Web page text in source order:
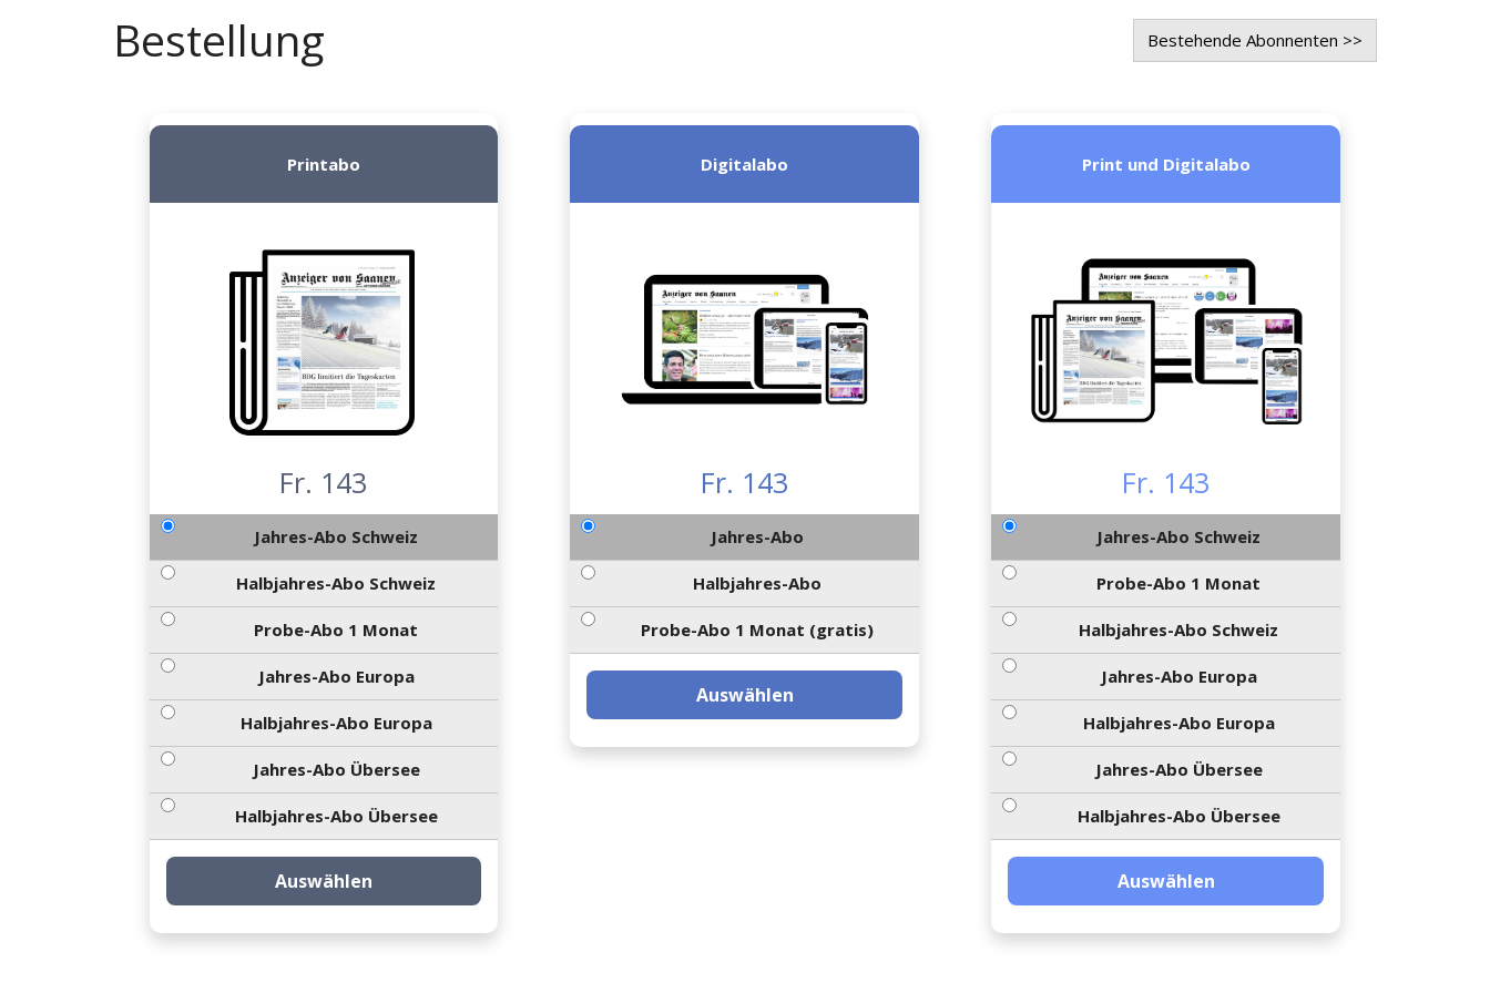
Bestellung Bestehende Abonnenten >>
Printabo
Fr. 143
Jahres-Abo Schweiz
Halbjahres-Abo Schweiz
Probe-Abo 1 Monat
Jahres-Abo Europa
Halbjahres-Abo Europa
Jahres-Abo Übersee
Halbjahres-Abo Übersee
Auswählen
Digitalabo
Fr. 143
Jahres-Abo
Halbjahres-Abo
Probe-Abo 1 Monat (gratis)
Auswählen
Print und Digitalabo
Fr. 143
Jahres-Abo Schweiz
Probe-Abo 1 Monat
Halbjahres-Abo Schweiz
Jahres-Abo Europa
Halbjahres-Abo Europa
Jahres-Abo Übersee
Halbjahres-Abo Übersee
Auswählen